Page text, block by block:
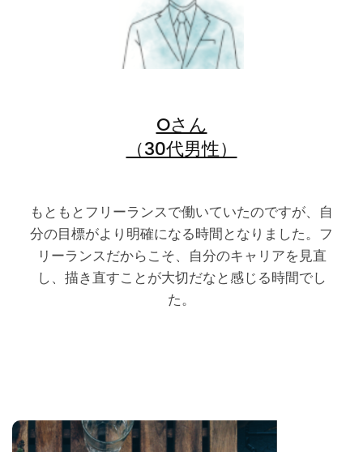
Oさん
（30代男性）
もともとフリーランスで働いていたのですが、自
分の目標がより明確になる時間となりました。フ
リーランスだからこそ、自分のキャリアを見直
し、描き直すことが大切だなと感じる時間でし
た。